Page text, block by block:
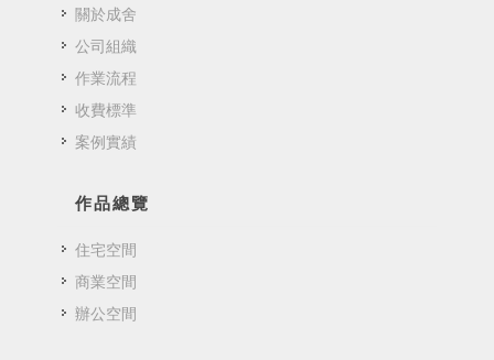
關於成舍
公司組織
作業流程
收費標準
案例實績
作品總覽
住宅空間
商業空間
辦公空間